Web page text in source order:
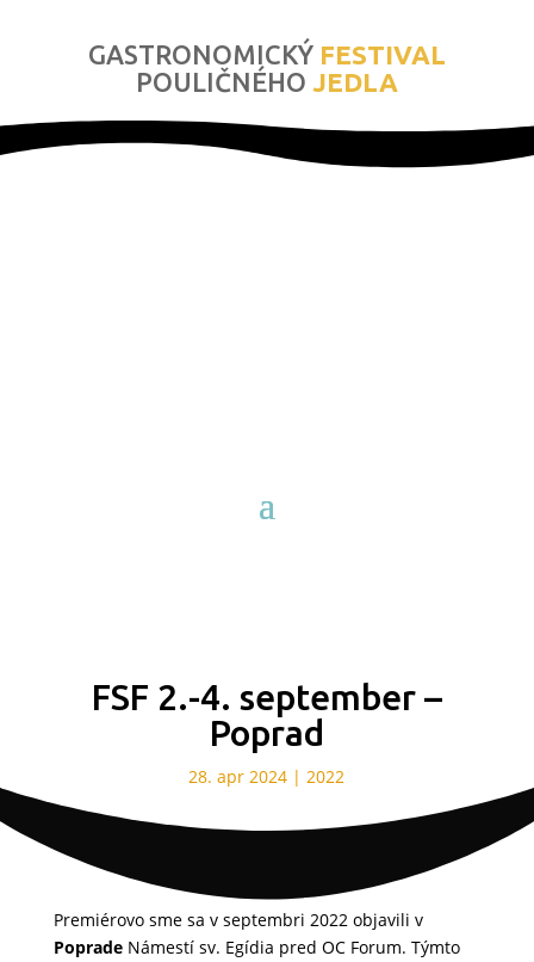
GASTRONOMICKÝ FESTIVAL
POULIČNÉHO JEDLA
FSF 2.-4. september –
Poprad
28. apr 2024 |2022
Premiérovo sme sa v septembri 2022 objavili v
Poprade Námestí sv. Egídia pred OC Forum. Týmto